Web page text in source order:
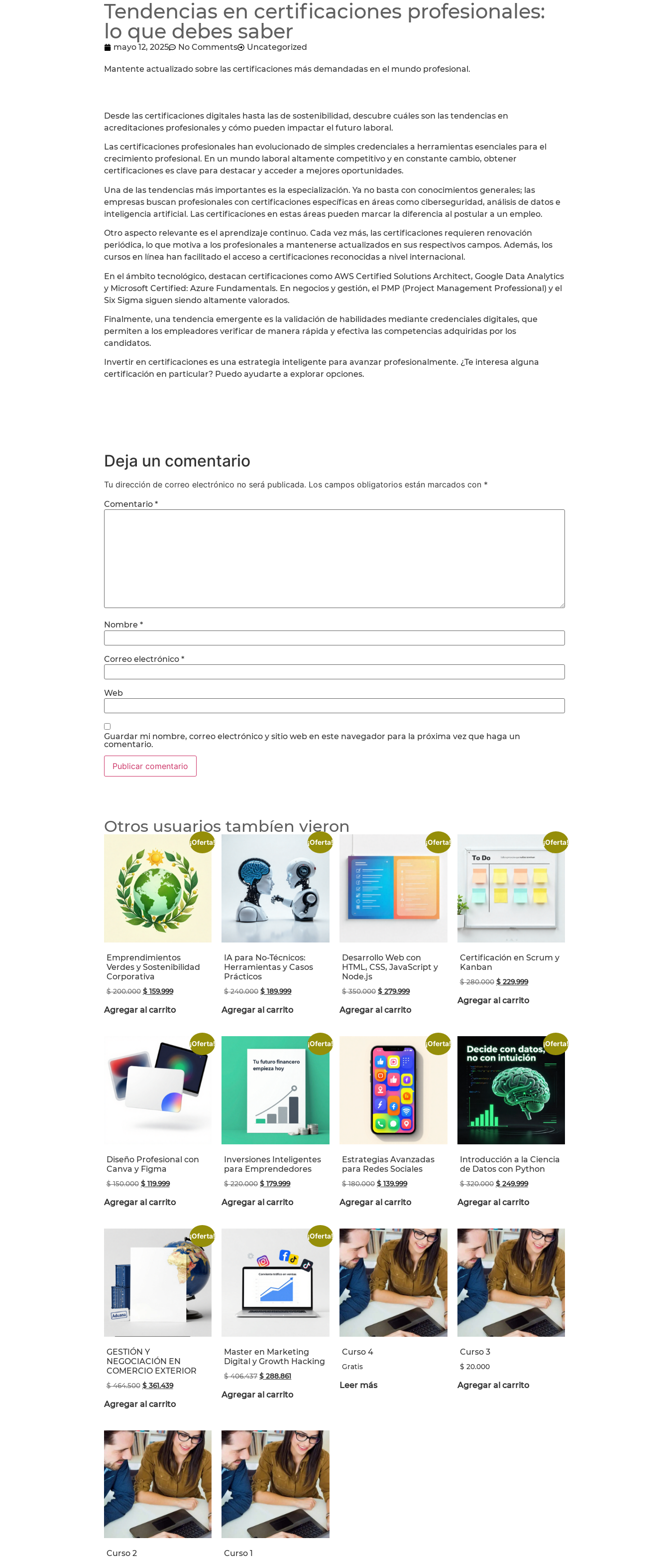
Tendencias en certificaciones profesionales:
lo que debes saber
mayo 12, 2025 No Comments Uncategorized
Mantente actualizado sobre las certificaciones más demandadas en el mundo profesional.
Desde las certificaciones digitales hasta las de sostenibilidad, descubre cuáles son las tendencias en
acreditaciones profesionales y cómo pueden impactar el futuro laboral.
Las certificaciones profesionales han evolucionado de simples credenciales a herramientas esenciales para el
crecimiento profesional. En un mundo laboral altamente competitivo y en constante cambio, obtener
certificaciones es clave para destacar y acceder a mejores oportunidades.
Una de las tendencias más importantes es la especialización. Ya no basta con conocimientos generales; las
empresas buscan profesionales con certificaciones específicas en áreas como ciberseguridad, análisis de datos e
inteligencia artificial. Las certificaciones en estas áreas pueden marcar la diferencia al postular a un empleo.
Otro aspecto relevante es el aprendizaje continuo. Cada vez más, las certificaciones requieren renovación
periódica, lo que motiva a los profesionales a mantenerse actualizados en sus respectivos campos. Además, los
cursos en línea han facilitado el acceso a certificaciones reconocidas a nivel internacional.
En el ámbito tecnológico, destacan certificaciones como AWS Certified Solutions Architect, Google Data Analytics
y Microsoft Certified: Azure Fundamentals. En negocios y gestión, el PMP (Project Management Professional) y el
Six Sigma siguen siendo altamente valorados.
Finalmente, una tendencia emergente es la validación de habilidades mediante credenciales digitales, que
permiten a los empleadores verificar de manera rápida y efectiva las competencias adquiridas por los
candidatos.
Invertir en certificaciones es una estrategia inteligente para avanzar profesionalmente. ¿Te interesa alguna
certificación en particular? Puedo ayudarte a explorar opciones.
Deja un comentario
Tu dirección de correo electrónico no será publicada. Los campos obligatorios están marcados con *
Comentario *
Nombre *
Correo electrónico *
Web
Guardar mi nombre, correo electrónico y sitio web en este navegador para la próxima vez que haga un
comentario.
Otros usuarios tambíen vieron
¡Oferta!
Emprendimientos
Verdes y Sostenibilidad
Corporativa
$200.000 $159.999
Agregar al carrito
¡Oferta!
IA para No-Técnicos:
Herramientas y Casos
Prácticos
$240.000 $ 189.999
Agregar al carrito
¡Oferta!
Desarrollo Web con
HTML, CSS, JavaScript y
Node.js
$350.000 $279.999
Agregar al carrito
¡Oferta!
Certificación en Scrum y
Kanban
$280.000 $229.999
Agregar al carrito
¡Oferta!
Diseño Profesional con
Canva y Figma
$150.000 $119.999
Agregar al carrito
¡Oferta!
Inversiones Inteligentes
para Emprendedores
$220.000 $ 179.999
Agregar al carrito
¡Oferta!
Estrategias Avanzadas
para Redes Sociales
$180.000 $139.999
Agregar al carrito
¡Oferta!
Introducción a la Ciencia
de Datos con Python
$320.000 $249.999
Agregar al carrito
¡Oferta!
GESTIÓN Y
NEGOCIACIÓN EN
COMERCIO EXTERIOR
$464.500 $361.439
Agregar al carrito
¡Oferta!
Master en Marketing
Digital y Growth Hacking
$406.437 $ 288.861
Agregar al carrito
Curso 4
Gratis
Leer más
Curso 3
$ 20.000
Agregar al carrito
Curso 2 Curso 1